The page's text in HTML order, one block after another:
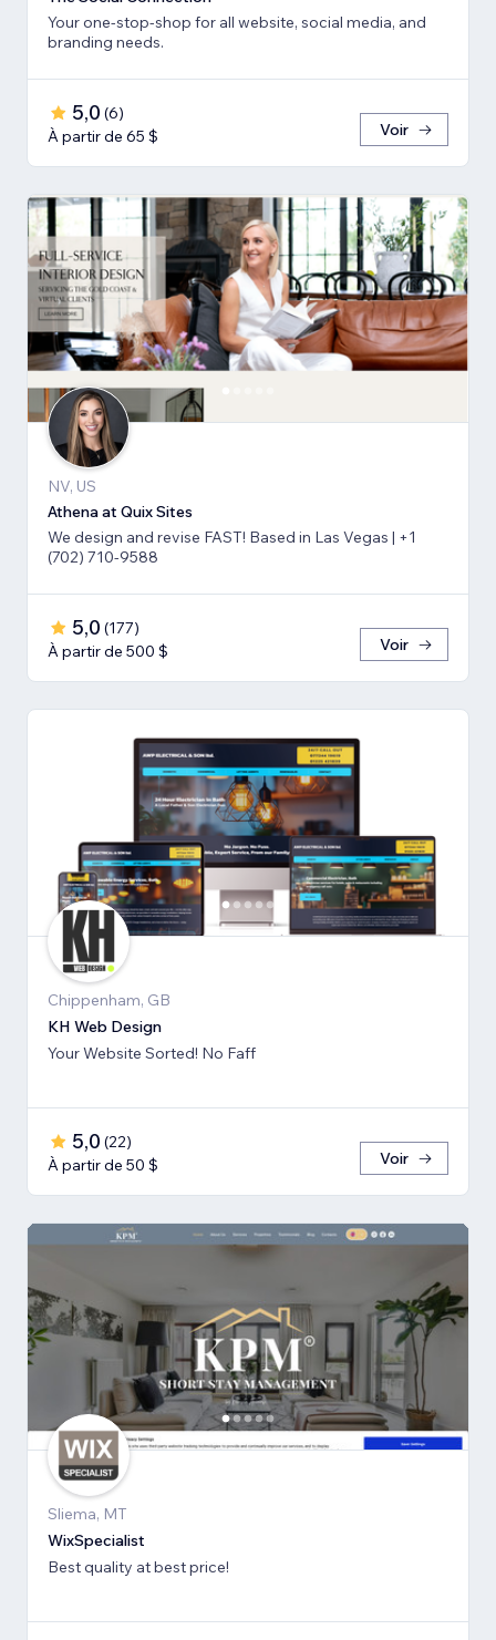
Your one-stop-shop for all website, social media, and
branding needs.
5,0 (6)
À partir de 65 $
Voir
NV, US
Athena at Quix Sites
We design and revise FAST! Based in Las Vegas | +1
(702) 710-9588
5,0 (177)
À partir de 500 $
Voir
Chippenham, GB
KH Web Design
Your Website Sorted! No Faff
5,0 (22)
À partir de 50 $
Voir
Sliema, MT
WixSpecialist
Best quality at best price!